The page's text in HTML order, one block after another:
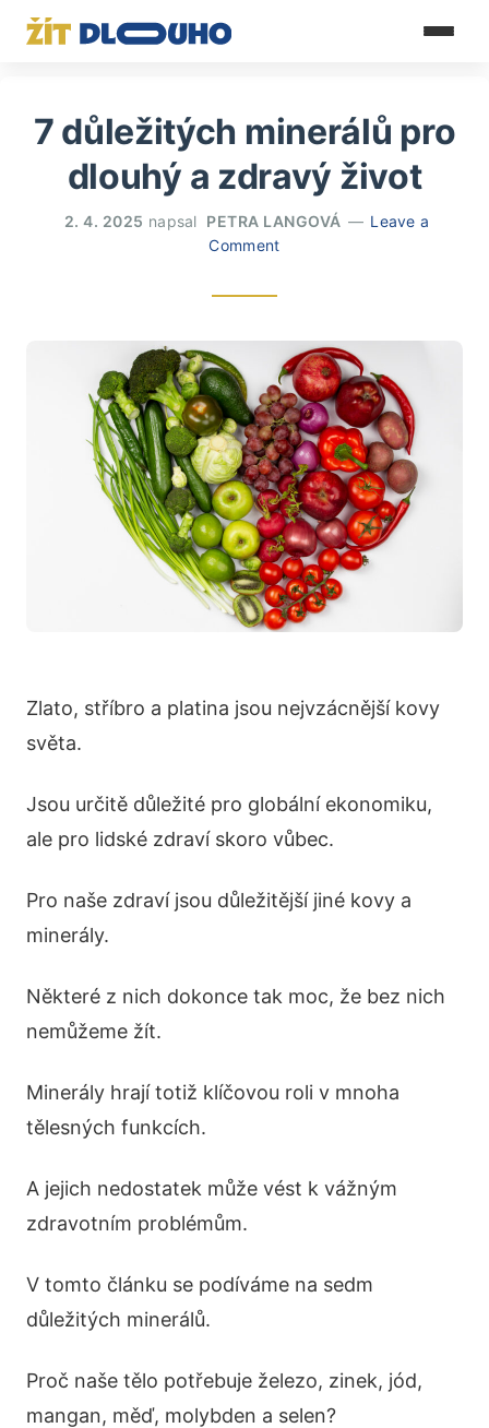
7 důležitých minerálů pro
dlouhý a zdravý život
2. 4. 2025 napsal PETRA LANGOVÁ
Leave a
Comment
Zlato, stříbro a platina jsou nejvzácnější kovy
světa.
Jsou určitě důležité pro globální ekonomiku,
ale pro lidské zdraví skoro vůbec.
Pro naše zdraví jsou důležitější jiné kovy a
minerály.
Některé z nich dokonce tak moc, že bez nich
nemůžeme žít.
Minerály hrají totiž klíčovou roli v mnoha
tělesných funkcích.
A jejich nedostatek může vést k vážným
zdravotním problémům.
V tomto článku se podíváme na sedm
důležitých minerálů.
Proč naše tělo potřebuje železo, zinek, jód,
mangan, měď, molybden a selen?